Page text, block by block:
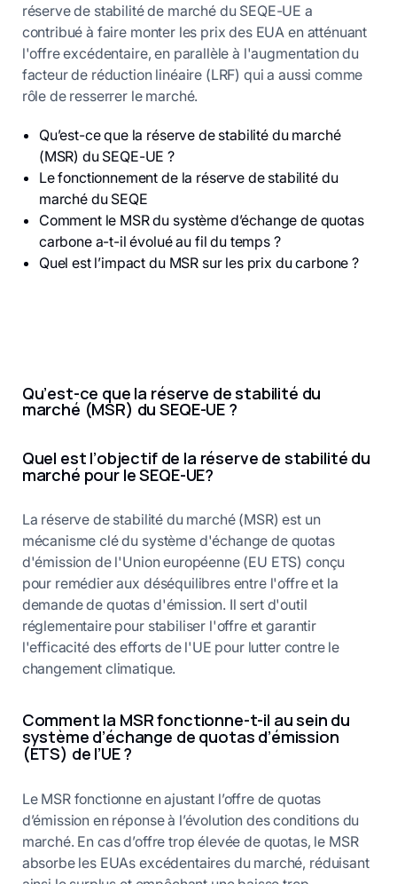
réserve de stabilité de marché du SEQE-UE a
contribué à faire monter les prix des EUA en atténuant
l'offre excédentaire, en parallèle à l'augmentation du
facteur de réduction linéaire (LRF) qui a aussi comme
rôle de resserrer le marché.
Qu’est-ce que la réserve de stabilité du marché
(MSR) du SEQE-UE ?
Le fonctionnement de la réserve de stabilité du
marché du SEQE
Comment le MSR du système d’échange de quotas
carbone a-t-il évolué au fil du temps ?
Quel est l’impact du MSR sur les prix du carbone ?
Qu’est-ce que la réserve de stabilité du
marché (MSR) du SEQE-UE ?
Quel est l’objectif de la réserve de stabilité du
marché pour le SEQE-UE?
La réserve de stabilité du marché (MSR) est un
mécanisme clé du système d'échange de quotas
d'émission de l'Union européenne (EU ETS) conçu
pour remédier aux déséquilibres entre l'offre et la
demande de quotas d'émission. Il sert d'outil
réglementaire pour stabiliser l'offre et garantir
l'efficacité des efforts de l'UE pour lutter contre le
changement climatique.
Comment la MSR fonctionne-t-il au sein du
système d’échange de quotas d’émission
(ETS) de l’UE ?
Le MSR fonctionne en ajustant l’offre de quotas
d’émission en réponse à l’évolution des conditions du
marché. En cas d’offre trop élevée de quotas, le MSR
absorbe les EUAs excédentaires du marché, réduisant